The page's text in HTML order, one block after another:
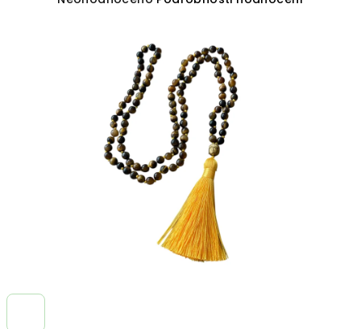
hvězdiček.